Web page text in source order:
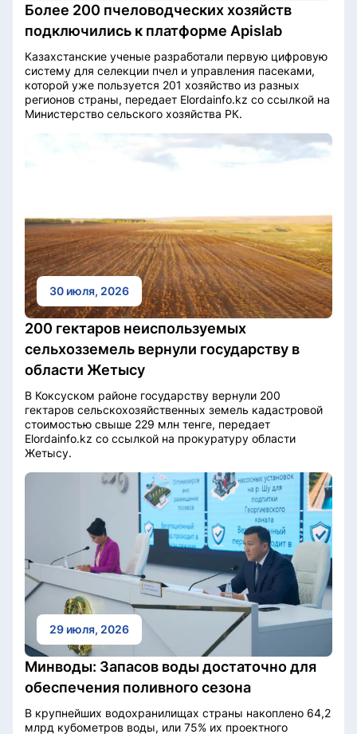
Более 200 пчеловодческих хозяйств
подключились к платформе Apislab
Казахстанские ученые разработали первую цифровую
систему для селекции пчел и управления пасеками,
которой уже пользуется 201 хозяйство из разных
регионов страны, передает Elordainfo.kz со ссылкой на
Министерство сельского хозяйства РК.
30 июля, 2026
200 гектаров неиспользуемых
сельхозземель вернули государству в
области Жетысу
В Коксуском районе государству вернули 200
гектаров сельскохозяйственных земель кадастровой
стоимостью свыше 229 млн тенге, передает
Elordainfo.kz со ссылкой на прокуратуру области
Жетысу.
29 июля, 2026
Минводы: Запасов воды достаточно для
обеспечения поливного сезона
В крупнейших водохранилищах страны накоплено 64,2
млрд кубометров воды, или 75% их проектного